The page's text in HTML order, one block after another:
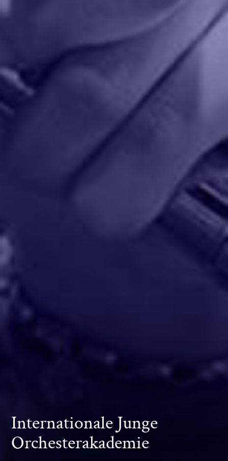
Internationale Junge
Orchesterakademie